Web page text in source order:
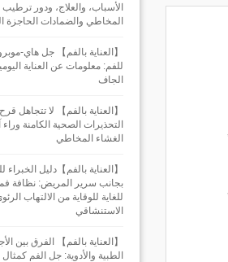
الأسباب، والعلاج، ودور
المخاطي والضمادات الحاجزة
【العناية بالفم】 جل هاي-
للفم: معلومات عن العناية
الجاف
【العناية بالفم】 لا تتجاهل
التحذيرات الصحية الكامنة
الغشاء المخاطي
【العناية بالفم】دليل الخبراء
بجانب سرير المريض: نظافة
للغاية للوقاية من الالتهاب
الاستنشاقي
【العناية بالفم】 الفرق بين
الطبية والأدوية: جل الفم كمثال